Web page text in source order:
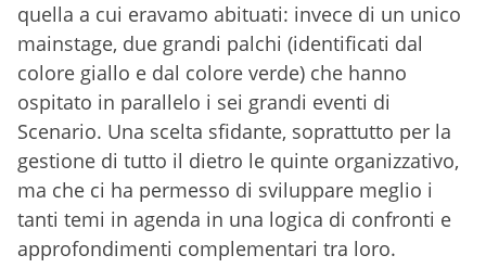
2.10 Tavola rotonda | Il futuro del lavoro pubblico
nell’era dell’intelligenza artificiale
3 Gli Scenari dell’11 giugno
3.1 Scenario PA e futuro: ecosistemi e partnership
per una nuova politica dell’innovazione
3.2 Tavola rotonda | Comunità di pratica:
evoluzione e ruolo nella trasformazione digitale
3.3 Tavola rotonda | Partner per il futuro: alleanze
per la crescita e l’innovazione del sistema Paese
3.4 Tavola rotonda | Dalla smart alla wise city: una
quella a cui eravamo abituati: invece di un unico
mainstage, due grandi palchi (identificati dal
colore giallo e dal colore verde) che hanno
ospitato in parallelo i sei grandi eventi di
Scenario. Una scelta sfidante, soprattutto per la
gestione di tutto il dietro le quinte organizzativo,
ma che ci ha permesso di sviluppare meglio i
tanti temi in agenda in una logica di confronti e
approfondimenti complementari tra loro.